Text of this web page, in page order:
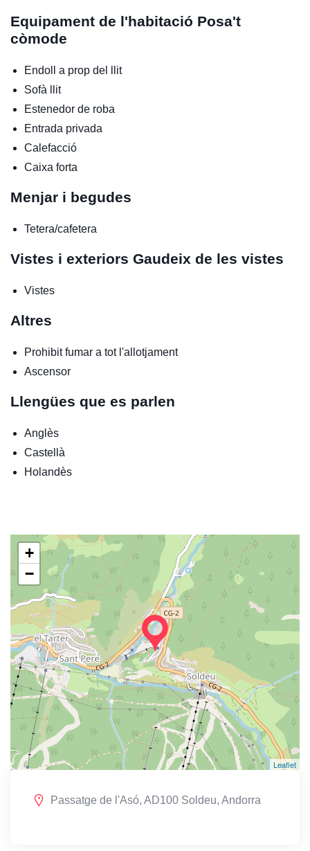
Equipament de l'habitació Posa't
còmode
Endoll a prop del llit
Sofà llit
Estenedor de roba
Entrada privada
Calefacció
Caixa forta
Menjar i begudes
Tetera/cafetera
Vistes i exteriors Gaudeix de les vistes
Vistes
Altres
Prohibit fumar a tot l'allotjament
Ascensor
Llengües que es parlen
Anglès
Castellà
Holandès
+
−
Leaflet
Passatge de l'Asó, AD100 Soldeu, Andorra